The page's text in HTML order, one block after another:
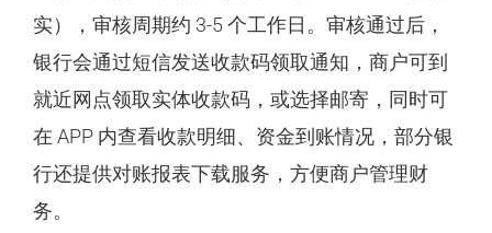
实），审核周期约 3-5 个工作日。审核通过后，
银行会通过短信发送收款码领取通知，商户可到
就近网点领取实体收款码，或选择邮寄，同时可
在 APP 内查看收款明细、资金到账情况，部分银
行还提供对账报表下载服务，方便商户管理财
务。